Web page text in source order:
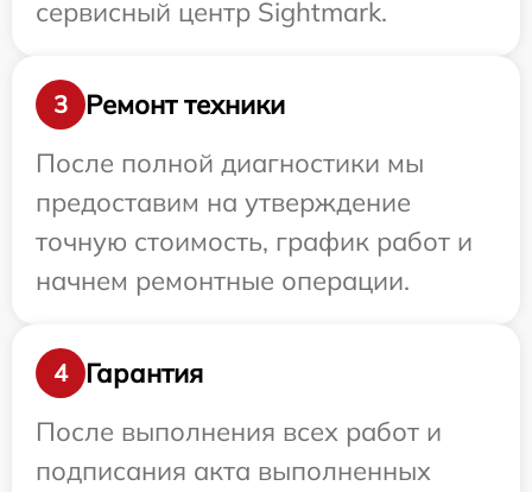
сервисный центр Sightmark.
3
Ремонт техники
После полной диагностики мы
предоставим на утверждение
точную стоимость, график работ и
начнем ремонтные операции.
4
Гарантия
После выполнения всех работ и
подписания акта выполненных